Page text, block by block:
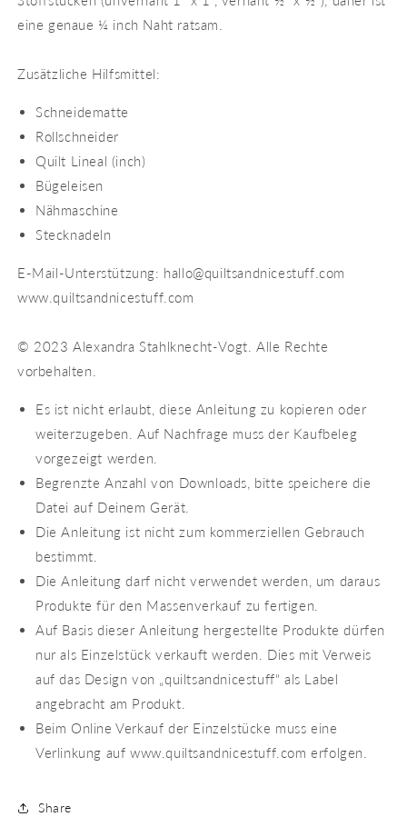
eine genaue ¼ inch Naht ratsam.
Zusätzliche Hilfsmittel:
Schneidematte
Rollschneider
Quilt Lineal (inch)
Bügeleisen
Nähmaschine
Stecknadeln
E-Mail-Unterstützung: hallo@quiltsandnicestuff.com
www.quiltsandnicestuff.com
© 2023 Alexandra Stahlknecht-Vogt. Alle Rechte
vorbehalten.
Es ist nicht erlaubt, diese Anleitung zu kopieren oder
weiterzugeben. Auf Nachfrage muss der Kaufbeleg
vorgezeigt werden.
Begrenzte Anzahl von Downloads, bitte speichere die
Datei auf Deinem Gerät.
Die Anleitung ist nicht zum kommerziellen Gebrauch
bestimmt.
Die Anleitung darf nicht verwendet werden, um daraus
Produkte für den Massenverkauf zu fertigen.
Auf Basis dieser Anleitung hergestellte Produkte dürfen
nur als Einzelstück verkauft werden. Dies mit Verweis
auf das Design von „quiltsandnicestuff“ als Label
angebracht am Produkt.
Beim Online Verkauf der Einzelstücke muss eine
Verlinkung auf www.quiltsandnicestuff.com erfolgen.
Share